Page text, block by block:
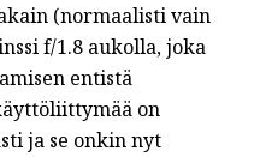
(normaalisti vain
f/1.8 aukolla, joka
entistä
on
ja se onkin nyt